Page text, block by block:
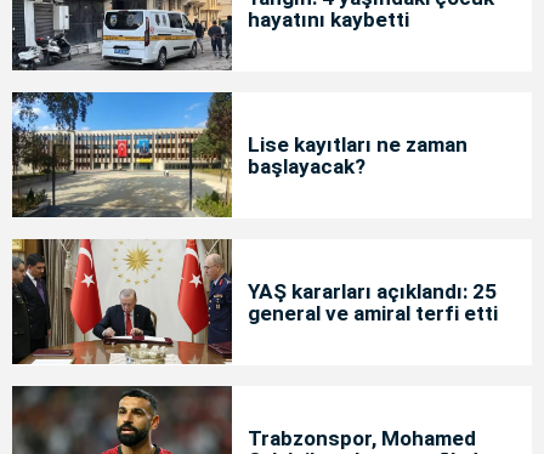
hayatını kaybetti
Lise kayıtları ne zaman
başlayacak?
YAŞ kararları açıklandı: 25
general ve amiral terfi etti
Trabzonspor, Mohamed